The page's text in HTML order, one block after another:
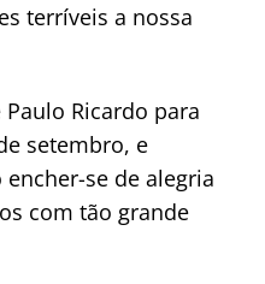
terríveis a nossa
Ricardo para
setembro, e
se de alegria
com tão grande